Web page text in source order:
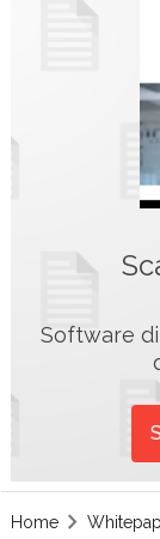
Software
Home